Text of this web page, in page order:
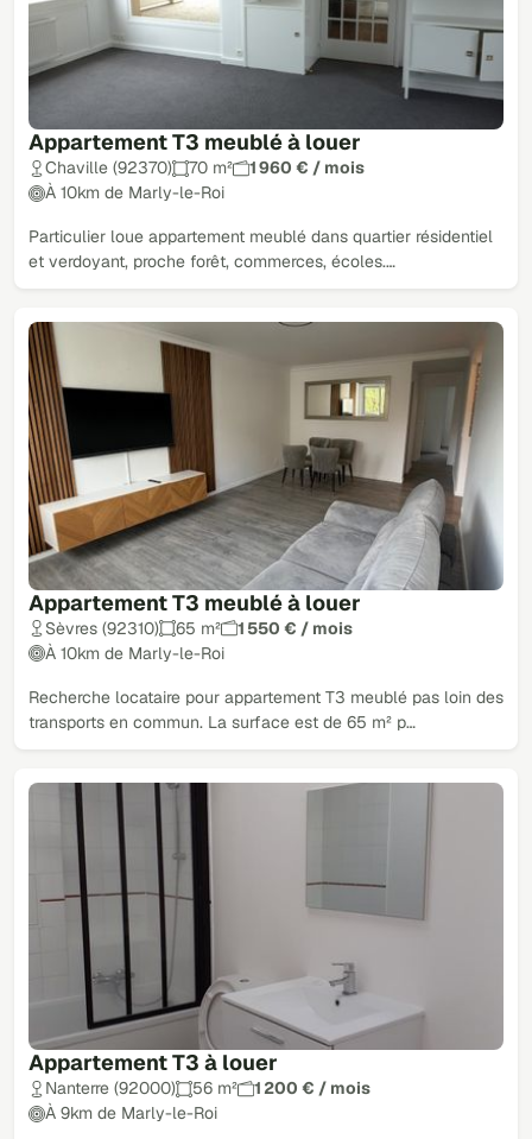
Appartement T3 meublé à louer
Chaville (92370) 70 m²
1 960 € / mois
À 10km de Marly-le-Roi
Particulier loue appartement meublé dans quartier résidentiel
et verdoyant, proche forêt, commerces, écoles.…
Appartement T3 meublé à louer
Sèvres (92310) 65 m²
1 550 € / mois
À 10km de Marly-le-Roi
Recherche locataire pour appartement T3 meublé pas loin des
transports en commun. La surface est de 65 m² p…
Appartement T3 à louer
Nanterre (92000) 56 m²
1 200 € / mois
À 9km de Marly-le-Roi